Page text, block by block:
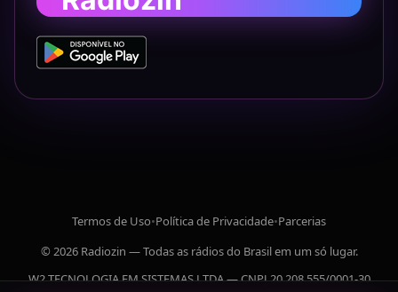
Termos de Uso•Política de Privacidade•Parcerias
© 2026 Radiozin — Todas as rádios do Brasil em um só lugar.
W2 TECNOLOGIA EM SISTEMAS LTDA — CNPJ 20.208.555/0001-30